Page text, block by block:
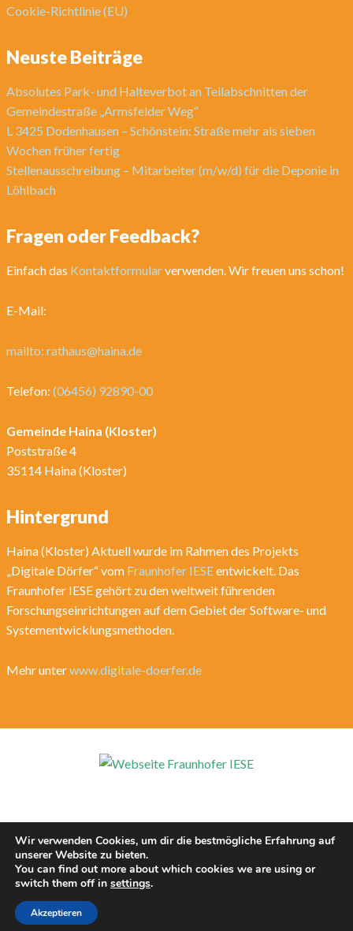
Cookie-Richtlinie (EU)
Neuste Beiträge
Absolutes Park- und Halteverbot an Teilabschnitten der
Gemeindestraße „Armsfelder Weg“
L 3425 Dodenhausen – Schönstein: Straße mehr als sieben
Wochen früher fertig
Stellenausschreibung – Mitarbeiter (m/w/d) für die Deponie in
Löhlbach
Fragen oder Feedback?
Einfach das Kontaktformularverwenden. Wir freuen uns schon!
E-Mail:
mailto: rathaus@haina.de
Telefon: (06456) 92890-00
Gemeinde Haina (Kloster)
Poststraße 4
35114 Haina (Kloster)
Hintergrund
Haina (Kloster) Aktuell wurde im Rahmen des Projekts
„Digitale Dörfer“ vom Fraunhofer IESEentwickelt. Das
Fraunhofer IESE gehört zu den weltweit führenden
Forschungseinrichtungen auf dem Gebiet der Software- und
Systementwicklungsmethoden.
Mehr unterwww.digitale-doerfer.de
Wir verwenden Cookies, um dir die bestmögliche Erfahrung auf
unserer Website zu bieten.
You can find out more about which cookies we are using or
switch them off in settings.
Akzeptieren